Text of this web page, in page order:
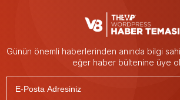
Günün önemli haberlerinden anında bilgi
eğer haber bültenine üye